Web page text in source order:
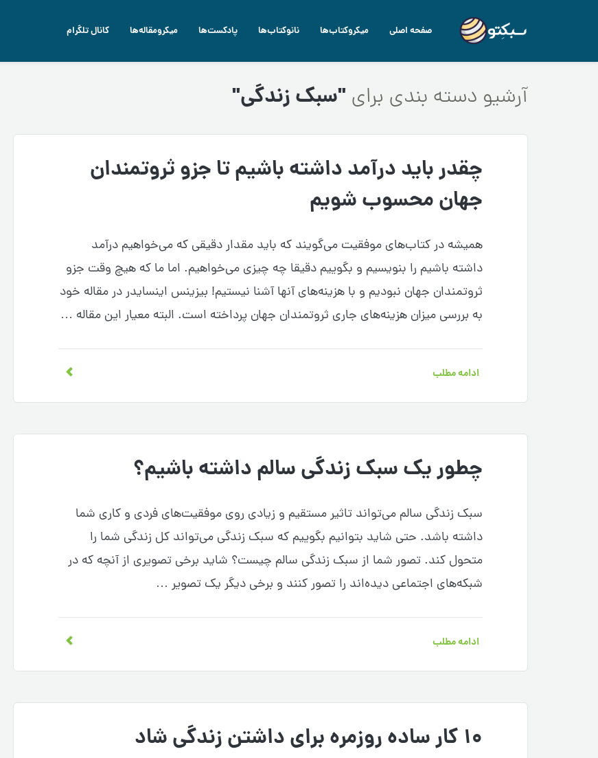
صفحه اصلی میکروکتاب‌ها نانوکتاب‌ها پادکست‌ها میکرومقاله‌ها کانال تلگرام
آرشیو دسته بندی برای "سبک زندگی"
چقدر باید درآمد داشته باشیم تا جزو ثروتمندان
جهان محسوب شویم
همیشه در کتاب‌های موفقیت می‌گویند که باید مقدار دقیقی که می‌خواهیم درآمد
داشته باشیم را بنویسیم و بگوییم دقیقا چه چیزی می‌خواهیم. اما ما که هیچ وقت جزو
ثروتمندان جهان نبودیم و با هزینه‌های آنها آشنا نیستیم! بیزینس اینسایدر در مقاله خود
به بررسی میزان هزینه‌های جاری ثروتمندان جهان پرداخته است. البته معیار این مقاله …
ادامه مطلب
چطور یک سبک زندگی سالم داشته باشیم؟
سبک زندگی سالم می‌تواند تاثیر مستقیم و زیادی روی موفقیت‌های فردی و کاری شما
داشته باشد. حتی شاید بتوانیم بگوییم که سبک زندگی می‌تواند کل زندگی شما را
متحول کند. تصور شما از سبک زندگی سالم چیست؟ شاید برخی تصویری از آنچه که در
شبکه‌های اجتماعی دیده‌اند را تصور کنند و برخی دیگر یک تصویر …
ادامه مطلب
۱۰ کار ساده روزمره برای داشتن زندگی شاد